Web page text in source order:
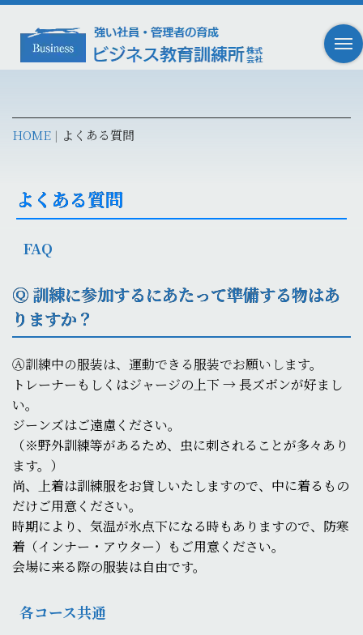
HOME | よくある質問
よくある質問
FAQ
Ⓠ 訓練に参加するにあたって準備する物はあ
りますか？
Ⓐ訓練中の服装は、運動できる服装でお願いします。
トレーナーもしくはジャージの上下 → 長ズボンが好まし
い。
ジーンズはご遠慮ください。
（※野外訓練等があるため、虫に刺されることが多々あり
ます。）
尚、上着は訓練服をお貸しいたしますので、中に着るもの
だけご用意ください。
時期により、気温が氷点下になる時もありますので、防寒
着（インナー・アウター）もご用意ください。
会場に来る際の服装は自由です。
各コース共通